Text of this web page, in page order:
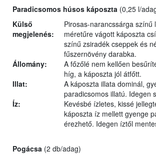
Paradicsomos húsos káposzta (0,25 l/
Külső
megjelenés:
Pirosas-narancssárga színű
méretűre vágott káposzta
színű zsiradék cseppek és
fűszernövény darabka.
Állomány:
A főzőlé nem kellően
híg, a káposzta jól átfőtt.
Illat:
A káposzta illata dominál,
paradicsomos illatú. Idegen
Íz:
Kevésbé ízletes, kissé
káposzta íz mellett gyenge
érezhető. Idegen íztől
Pogácsa (2 db/adag)